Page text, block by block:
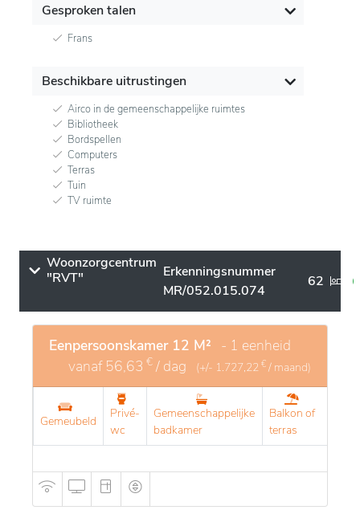
Gesproken talen
Frans
Beschikbare uitrustingen
Airco in de gemeenschappelijke ruimtes
Bibliotheek
Bordspellen
Computers
Terras
Tuin
TV ruimte
Woonzorgcentrum
"RVT"
Erkenningsnummer
MR/052.015.074
62
Eenpersoonskamer 12 M² - 1 eenheid
vanaf 56,63 € / dag (+/- 1.727,22 € / maand)
Gemeubeld
Privé-
wc
Gemeenschappelijke
badkamer
Balkon of
terras